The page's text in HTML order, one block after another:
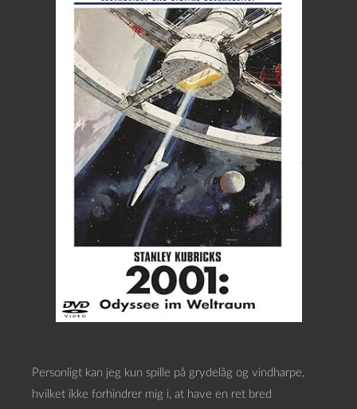
Personligt kan jeg kun spille på grydelåg og vindharpe,
hvilket ikke forhindrer mig i, at have en ret bred